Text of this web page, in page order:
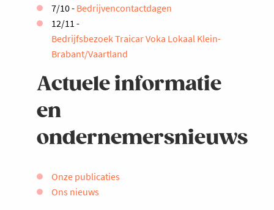
7/10 - Bedrijvencontactdagen
12/11 -
Bedrijfsbezoek Traicar Voka Lokaal Klein-
Brabant/Vaartland
Actuele informatie
en
ondernemersnieuws
Onze publicaties
Ons nieuws